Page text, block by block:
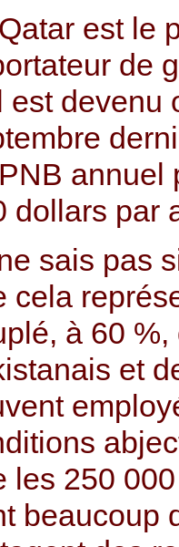
est le
de
est devenu
annuel
dollars par
sais pas
cela
à 60 %,
et
les 250
beaucoup